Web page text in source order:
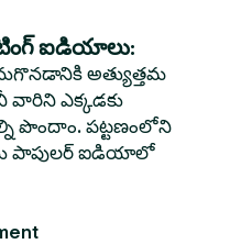
ఐడియాలు:
అత్యుత్తమ
వారిని ఎక్కడకు
పొందాం. పట్టణంలోని
పాపులర్ ఐడియాలో